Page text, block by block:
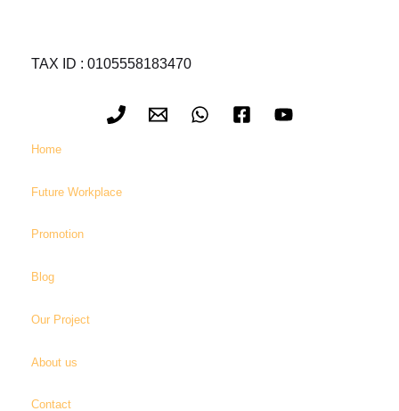
TAX ID : 0105558183470
Home
Future Workplace
Promotion
Blog
Our Project
About us
Contact